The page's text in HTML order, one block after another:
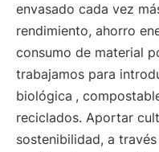
envasado cada vez
rendimiento, ahorro
consumo de material
trabajamos para
biológica ,
reciclados. Aportar
sostenibilidad, a